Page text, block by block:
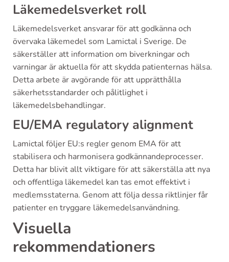
Läkemedelsverket roll
Läkemedelsverket ansvarar för att godkänna och
övervaka läkemedel som Lamictal i Sverige. De
säkerställer att information om biverkningar och
varningar är aktuella för att skydda patienternas hälsa.
Detta arbete är avgörande för att upprätthålla
säkerhetsstandarder och pålitlighet i
läkemedelsbehandlingar.
EU/EMA regulatory alignment
Lamictal följer EU:s regler genom EMA för att
stabilisera och harmonisera godkännandeprocesser.
Detta har blivit allt viktigare för att säkerställa att nya
och offentliga läkemedel kan tas emot effektivt i
medlemsstaterna. Genom att följa dessa riktlinjer får
patienter en tryggare läkemedelsanvändning.
Visuella
rekommendationers